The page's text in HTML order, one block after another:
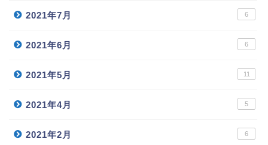
2021年7月 6
2021年6月 6
2021年5月 11
2021年4月 5
2021年2月 6